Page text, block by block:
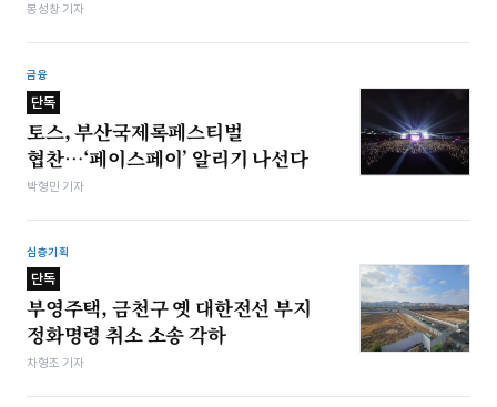
봉성창 기자
금융
단독
토스, 부산국제록페스티벌
협찬…‘페이스페이’ 알리기 나선다
박형민 기자
심층기획
단독
부영주택, 금천구 옛 대한전선 부지
정화명령 취소 소송 각하
차형조 기자